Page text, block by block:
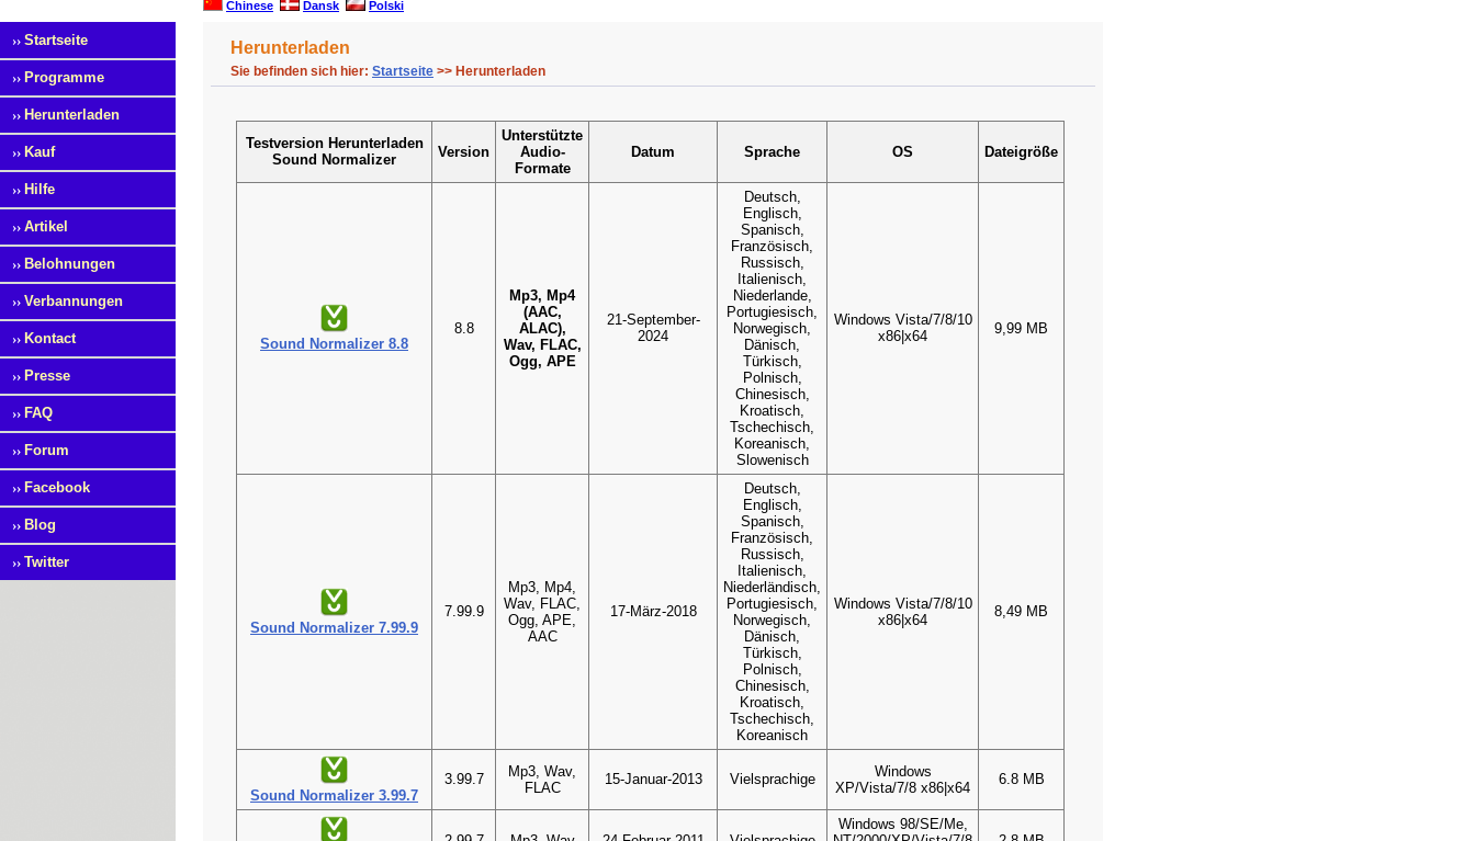
Chinese
Dansk Polski
›› Startseite
›› Programme
›› Herunterladen
›› Kauf
›› Hilfe
›› Artikel
›› Belohnungen
›› Verbannungen
›› Kontact
›› Presse
›› FAQ
›› Forum
›› Facebook
›› Blog
›› Twitter
Herunterladen
Sie befinden sich hier: Startseite >> Herunterladen
Testversion Herunterladen
Sound Normalizer
Version
Unterstützte
Audio-
Formate
Datum Sprache OS Dateigröße
Sound Normalizer 8.8
8.8
Mp3, Mp4
(AAC,
ALAC),
Wav, FLAC,
Ogg, APE
21-September-
2024
Deutsch,
Englisch,
Spanisch,
Französisch,
Russisch,
Italienisch,
Niederlande,
Portugiesisch,
Norwegisch,
Dänisch,
Türkisch,
Polnisch,
Chinesisch,
Kroatisch,
Tschechisch,
Koreanisch,
Slowenisch
Windows Vista/7/8/10
x86|x64
9,99 MB
Sound Normalizer 7.99.9
7.99.9
Mp3, Mp4,
Wav, FLAC,
Ogg, APE,
AAC
17-März-2018
Deutsch,
Englisch,
Spanisch,
Französisch,
Russisch,
Italienisch,
Niederländisch,
Portugiesisch,
Norwegisch,
Dänisch,
Türkisch,
Polnisch,
Chinesisch,
Kroatisch,
Tschechisch,
Koreanisch
Windows Vista/7/8/10
x86|x64
8,49 MB
Sound Normalizer 3.99.7
3.99.7
Mp3, Wav,
FLAC
15-Januar-2013 Vielsprachige
Windows
XP/Vista/7/8 x86|x64
6.8 MB
Windows 98/SE/Me,